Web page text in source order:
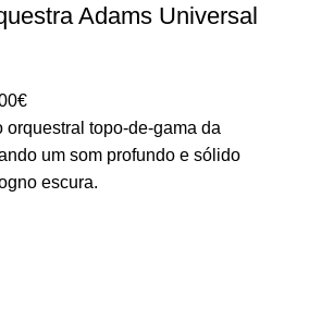
Adams Universal
€Price
range:
1,315.00€
through
orquestral topo-de-gama da
um som profundo e sólido
escura.